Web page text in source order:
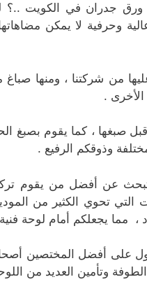
جدران في الكويت ..؟
وحرفية لا يمكن
من شركتنا ، ومنها
الأخرى .
قبل صبغها ، كما يقوم
وذوقكم الرفيع .
تبحث عن أفضل من يقوم
التي تحوي الكثير من
، مما يجعلكم أمام لوحة
على أفضل المختصين
وتأمين العديد من